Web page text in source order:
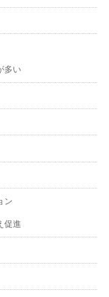
多い
ン
促進